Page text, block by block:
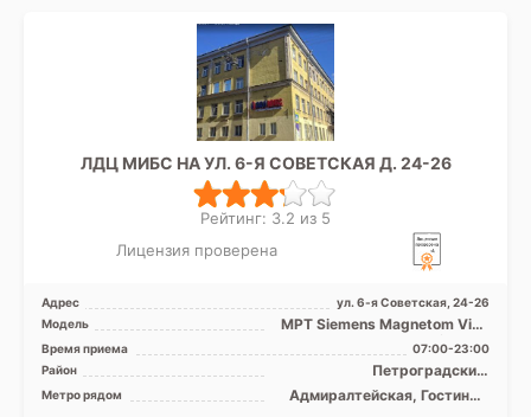
ЛДЦ МИБС НА УЛ. 6-Я СОВЕТСКАЯ Д. 24-26
Рейтинг: 3.2 из 5
Лицензия проверена
Адрес
ул. 6-я Советская, 24-26
Модель
МРТ Siemens Magnetom Vida
3Т закрытый тип, Siemens
Magnetom Essenza 1. ...
Время приема
07:00-23:00
Район
Петроградский,
Фрунзенский, Центральный,
Адмиралтейский
Метро рядом
Адмиралтейская, Гостиный